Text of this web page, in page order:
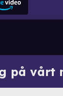
på vårt